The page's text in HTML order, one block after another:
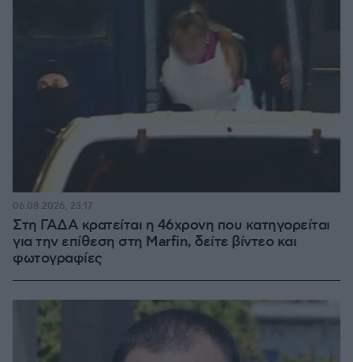
Στη ΓΑΔΑ κρατείται η 46χρονη που κατηγορείται
για την επίθεση στη Marfin, δείτε βίντεο και
φωτογραφίες
06.08.2026, 23:17